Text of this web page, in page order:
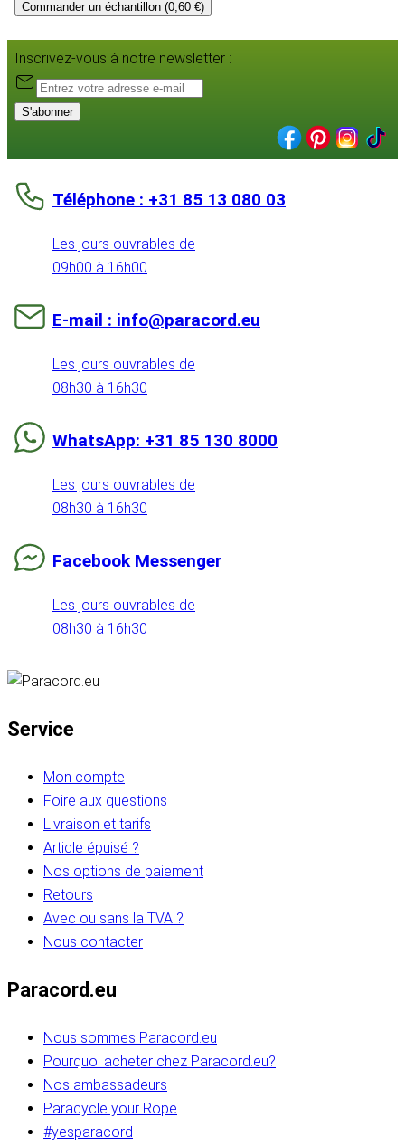
Commander un échantillon (0,60 €)
Inscrivez-vous à notre newsletter :
S'abonner
Téléphone : +31 85 13 080 03
Les jours ouvrables de
09h00 à 16h00
E-mail : info@paracord.eu
Les jours ouvrables de
08h30 à 16h30
WhatsApp: +31 85 130 8000
Les jours ouvrables de
08h30 à 16h30
Facebook Messenger
Les jours ouvrables de
08h30 à 16h30
Service
Mon compte
Foire aux questions
Livraison et tarifs
Article épuisé ?
Nos options de paiement
Retours
Avec ou sans la TVA ?
Nous contacter
Paracord.eu
Nous sommes Paracord.eu
Pourquoi acheter chez Paracord.eu?
Nos ambassadeurs
Paracycle your Rope
#yesparacord